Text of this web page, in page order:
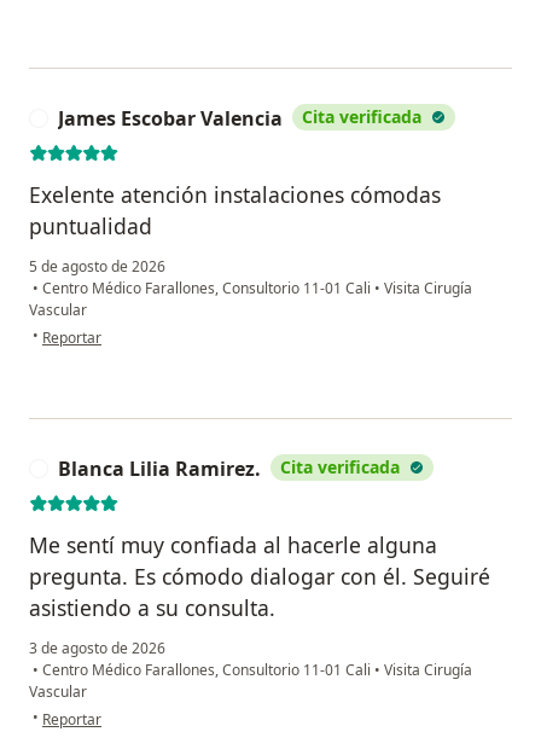
James Escobar Valencia Cita verificada
Exelente atención instalaciones cómodas
puntualidad
5 de agosto de 2026
• Centro Médico Farallones, Consultorio 11-01 Cali • Visita Cirugía
Vascular
• en opinión del usuario James Escobar Valencia
Reportar
Blanca Lilia Ramirez. Cita verificada
Me sentí muy confiada al hacerle alguna
pregunta. Es cómodo dialogar con él. Seguiré
asistiendo a su consulta.
3 de agosto de 2026
• Centro Médico Farallones, Consultorio 11-01 Cali • Visita Cirugía
Vascular
• en opinión del usuario Blanca Lilia Ramirez.
Reportar